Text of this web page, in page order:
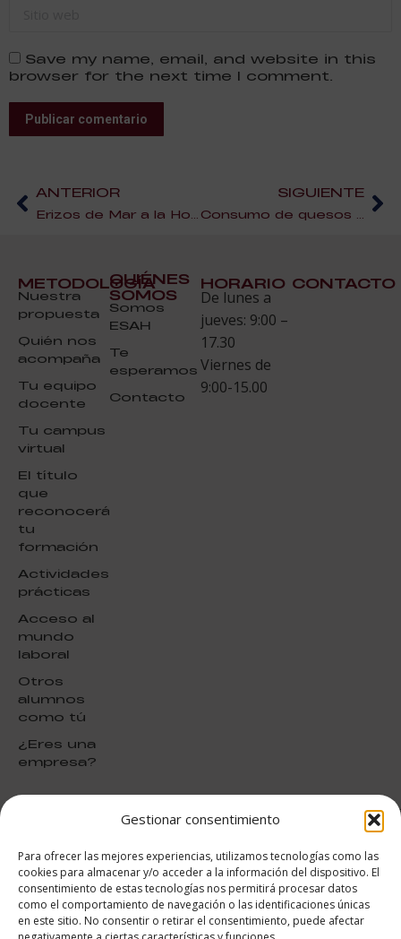
Gestionar consentimiento
Para ofrecer las mejores experiencias, utilizamos tecnologías como las
cookies para almacenar y/o acceder a la información del dispositivo. El
consentimiento de estas tecnologías nos permitirá procesar datos
como el comportamiento de navegación o las identificaciones únicas
en este sitio. No consentir o retirar el consentimiento, puede afectar
Save my name, email, and website in this
browser for the next time I comment.
Publicar comentario
ANTERIOR SIGUIENTE
METODOLOGÍA
Nuestra
propuesta
Quién nos
acompaña
Tu equipo
docente
Tu campus
virtual
El título
que
reconocerá
tu
formación
Actividades
prácticas
Acceso al
mundo
laboral
Otros
alumnos
como tú
¿Eres una
empresa?
QUIÉNES
SOMOS
Somos
ESAH
Te
esperamos
Contacto
HORARIO
De lunes a
jueves: 9:00 –
17.30
Viernes de
9:00-15.00
CONTACTO
puntuación para ESAH
basado en
Valoraciones soportado por
eKomi